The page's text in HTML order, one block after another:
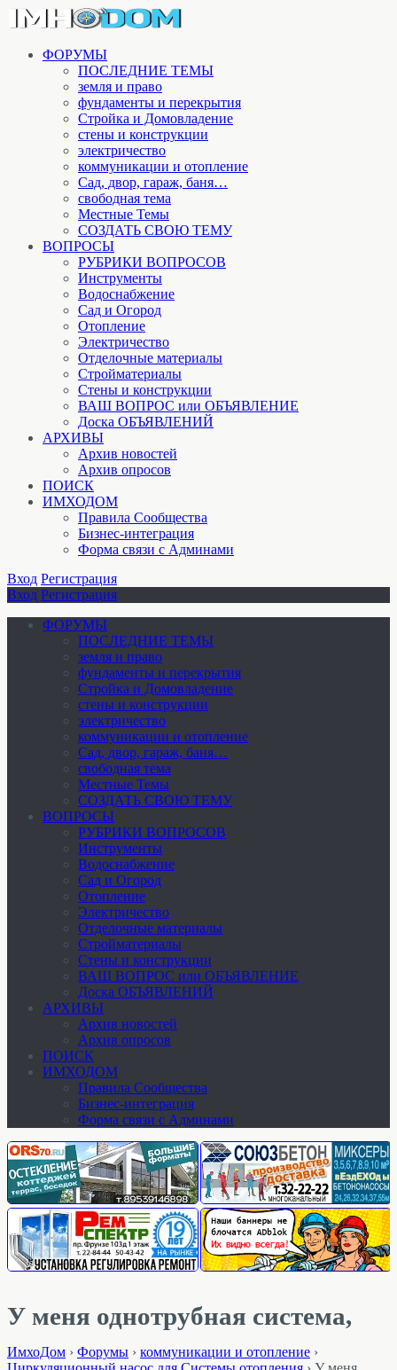
ФОРУМЫ
ПОСЛЕДНИЕ ТЕМЫ
земля и право
фундаменты и перекрытия
Стройка и Домовладение
стены и конструкции
электричество
коммуникации и отопление
Cад, двор, гараж, баня…
свободная тема
Местные Темы
СОЗДАТЬ СВОЮ ТЕМУ
ВОПРОСЫ
РУБРИКИ ВОПРОСОВ
Инструменты
Водоснабжение
Сад и Огород
Отопление
Электричество
Отделочные материалы
Стройматериалы
Стены и конструкции
ВАШ ВОПРОС или ОБЪЯВЛЕНИЕ
Доска ОБЪЯВЛЕНИЙ
АРХИВЫ
Архив новостей
Архив опросов
ПОИСК
ИМХОДОМ
Правила Сообщества
Бизнес-интеграция
Форма связи с Админами
Вход Регистрация
Вход Регистрация
ФОРУМЫ
ПОСЛЕДНИЕ ТЕМЫ
земля и право
фундаменты и перекрытия
Стройка и Домовладение
стены и конструкции
электричество
коммуникации и отопление
Cад, двор, гараж, баня…
свободная тема
Местные Темы
СОЗДАТЬ СВОЮ ТЕМУ
ВОПРОСЫ
РУБРИКИ ВОПРОСОВ
Инструменты
Водоснабжение
Сад и Огород
Отопление
Электричество
Отделочные материалы
Стройматериалы
Стены и конструкции
ВАШ ВОПРОС или ОБЪЯВЛЕНИЕ
Доска ОБЪЯВЛЕНИЙ
АРХИВЫ
Архив новостей
Архив опросов
ПОИСК
ИМХОДОМ
Правила Сообщества
Бизнес-интеграция
Форма связи с Админами
У меня однотрубная система,
ИмхоДом › Форумы › коммуникации и отопление ›